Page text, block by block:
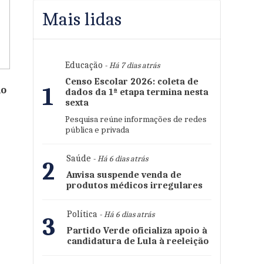
Mais lidas
1
Educação - Há 7 dias atrás
Censo Escolar 2026: coleta de
dados da 1ª etapa termina nesta
sexta
Pesquisa reúne informações de redes
pública e privada
2 Saúde - Há 6 dias atrás
Anvisa suspende venda de
produtos médicos irregulares
3 Política - Há 6 dias atrás
Partido Verde oficializa apoio à
candidatura de Lula à reeleição